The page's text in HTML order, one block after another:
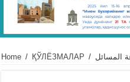
Home / ҚЎЛЁЗМАЛАР /